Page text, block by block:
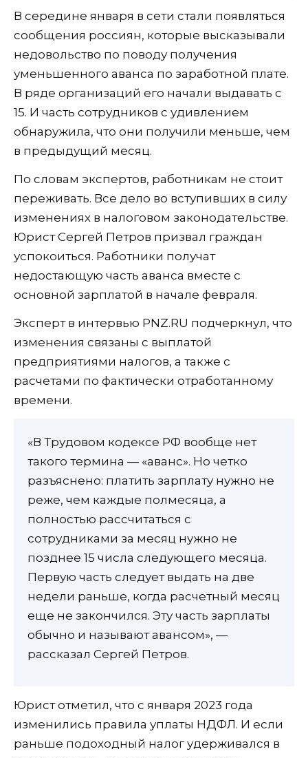
В середине января в сети стали появляться
сообщения россиян, которые высказывали
недовольство по поводу получения
уменьшенного аванса по заработной плате.
В ряде организаций его начали выдавать с
15. И часть сотрудников с удивлением
обнаружила, что они получили меньше, чем
в предыдущий месяц.
По словам экспертов, работникам не стоит
переживать. Все дело во вступивших в силу
изменениях в налоговом законодательстве.
Юрист Сергей Петров призвал граждан
успокоиться. Работники получат
недостающую часть аванса вместе с
основной зарплатой в начале февраля.
Эксперт в интервью PNZ.RU подчеркнул, что
изменения связаны с выплатой
предприятиями налогов, а также с
расчетами по фактически отработанному
времени.
«В Трудовом кодексе РФ вообще нет
такого термина — «аванс». Но четко
разъяснено: платить зарплату нужно не
реже, чем каждые полмесяца, а
полностью рассчитаться с
сотрудниками за месяц нужно не
позднее 15 числа следующего месяца.
Первую часть следует выдать на две
недели раньше, когда расчетный месяц
еще не закончился. Эту часть зарплаты
обычно и называют авансом», —
рассказал Сергей Петров.
Юрист отметил, что с января 2023 года
изменились правила уплаты НДФЛ. И если
раньше подоходный налог удерживался в